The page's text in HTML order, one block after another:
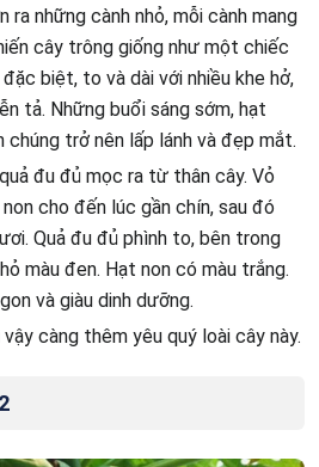
ra những cành nhỏ, mỗi cành mang
cây trông giống như một chiếc
biệt, to và dài với nhiều khe hở,
tả. Những buổi sáng sớm, hạt
trở nên lấp lánh và đẹp mắt.
đu đủ mọc ra từ thân cây. Vỏ
cho đến lúc gần chín, sau đó
Quả đu đủ phình to, bên trong
màu đen. Hạt non có màu trắng.
và giàu dinh dưỡng.
càng thêm yêu quý loài cây này.